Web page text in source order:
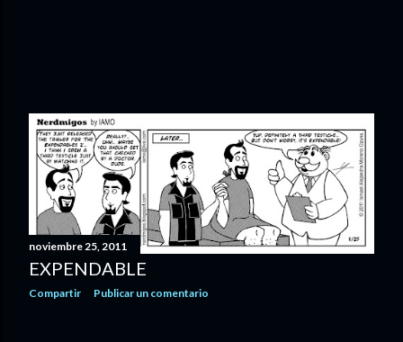
noviembre 25, 2011
EXPENDABLE
Compartir Publicar un comentario